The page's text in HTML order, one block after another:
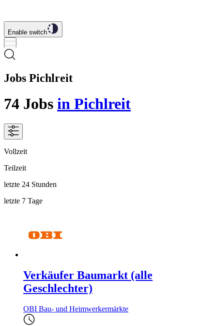
Enable switch
Jobs Pichlreit
74 Jobs in Pichlreit
Vollzeit
Teilzeit
letzte 24 Stunden
letzte 7 Tage
Verkäufer Baumarkt (alle
Geschlechter)
OBI Bau- und Heimwerkermärkte